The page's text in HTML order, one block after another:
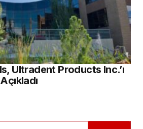
Ultradent Products Inc.’ı